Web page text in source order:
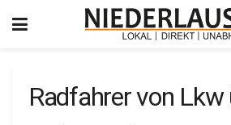
Radfahrer von Lkw